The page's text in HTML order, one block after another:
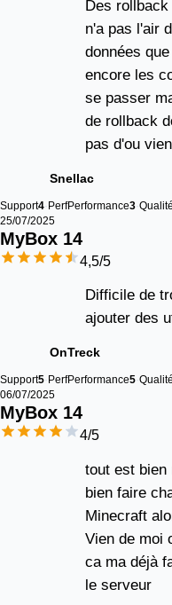
Des
n'a pas l'air
données
encore les
se passer
de rollback
pas d'ou
Snellac
Support4 PerfPerformance3 Qualité
25/07/2025
MyBox 14
4,5/5
Difficile de
ajouter des
OnTreck
Support5 PerfPerformance5 Qualité
06/07/2025
MyBox 14
4/5
tout est bien
bien faire
Minecraft
Vien de moi
ca ma déjà
le serveur